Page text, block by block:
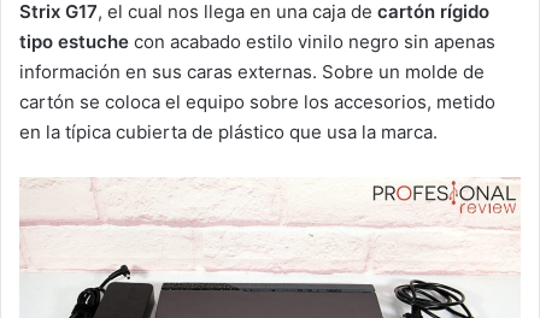
Strix G17, el cual nos llega en una caja de cartón rígido
tipo estuche con acabado estilo vinilo negro sin apenas
información en sus caras externas. Sobre un molde de
cartón se coloca el equipo sobre los accesorios, metido
en la típica cubierta de plástico que usa la marca.